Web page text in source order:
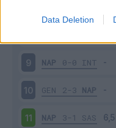
Data Deletion
9 NAP 0-0 INT
10 GEN 2-3 NAP
11 NAP 3-1 SAS